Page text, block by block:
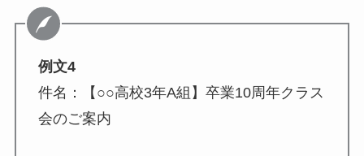
例文4
件名：【○○高校3年A組】卒業10周年クラス
会のご案内